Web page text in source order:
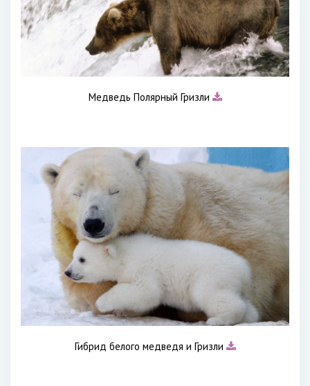
Медведь Полярный Гризли
Гибрид белого медведя и Гризли